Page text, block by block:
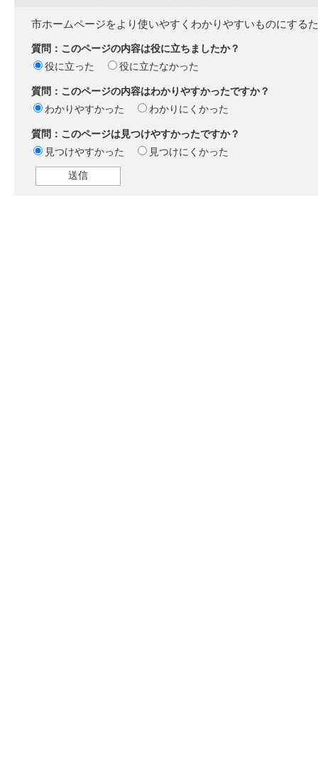
市ホームページをより使いやすくわかりやすいものにする
質問：このページの内容は役に立ちましたか？
役に立った
役に立たなかった
質問：このページの内容はわかりやすかったですか？
わかりやすかった
わかりにくかった
質問：このページは見つけやすかったですか？
見つけやすかった
見つけにくかった